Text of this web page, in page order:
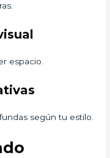
espacio.
según tu estilo.